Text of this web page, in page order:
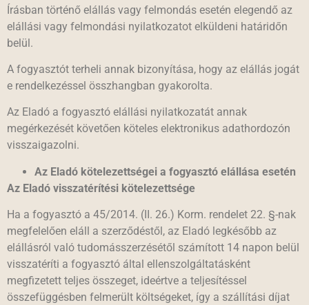
Írásban történő elállás vagy felmondás esetén elegendő az
elállási vagy felmondási nyilatkozatot elküldeni határidőn
belül.
A fogyasztót terheli annak bizonyítása, hogy az elállás jogát
e rendelkezéssel összhangban gyakorolta.
Az Eladó a fogyasztó elállási nyilatkozatát annak
megérkezését követően köteles elektronikus adathordozón
visszaigazolni.
Az Eladó kötelezettségei a fogyasztó elállása esetén
Az Eladó visszatérítési kötelezettsége
Ha a fogyasztó a 45/2014. (II. 26.) Korm. rendelet 22. §-nak
megfelelően eláll a szerződéstől, az Eladó legkésőbb az
elállásról való tudomásszerzésétől számított 14 napon belül
visszatéríti a fogyasztó által ellenszolgáltatásként
megfizetett teljes összeget, ideértve a teljesítéssel
összefüggésben felmerült költségeket, így a szállítási díjat